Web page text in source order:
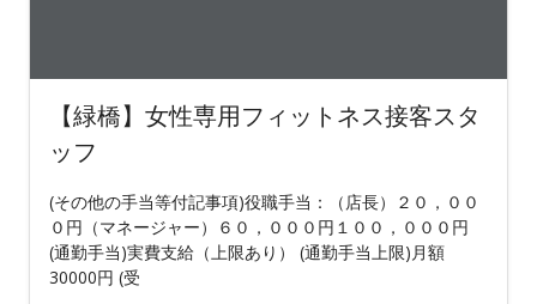
【緑橋】女性専用フィットネス接客スタ
ッフ
(その他の手当等付記事項)役職手当：（店長）２０，００
０円（マネージャー）６０，０００円１００，０００円
(通勤手当)実費支給（上限あり） (通勤手当上限)月額
30000円 (受